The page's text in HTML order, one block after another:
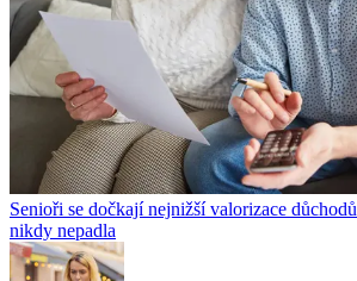
Senioři se dočkají nejnižší valorizace
nikdy nepadla